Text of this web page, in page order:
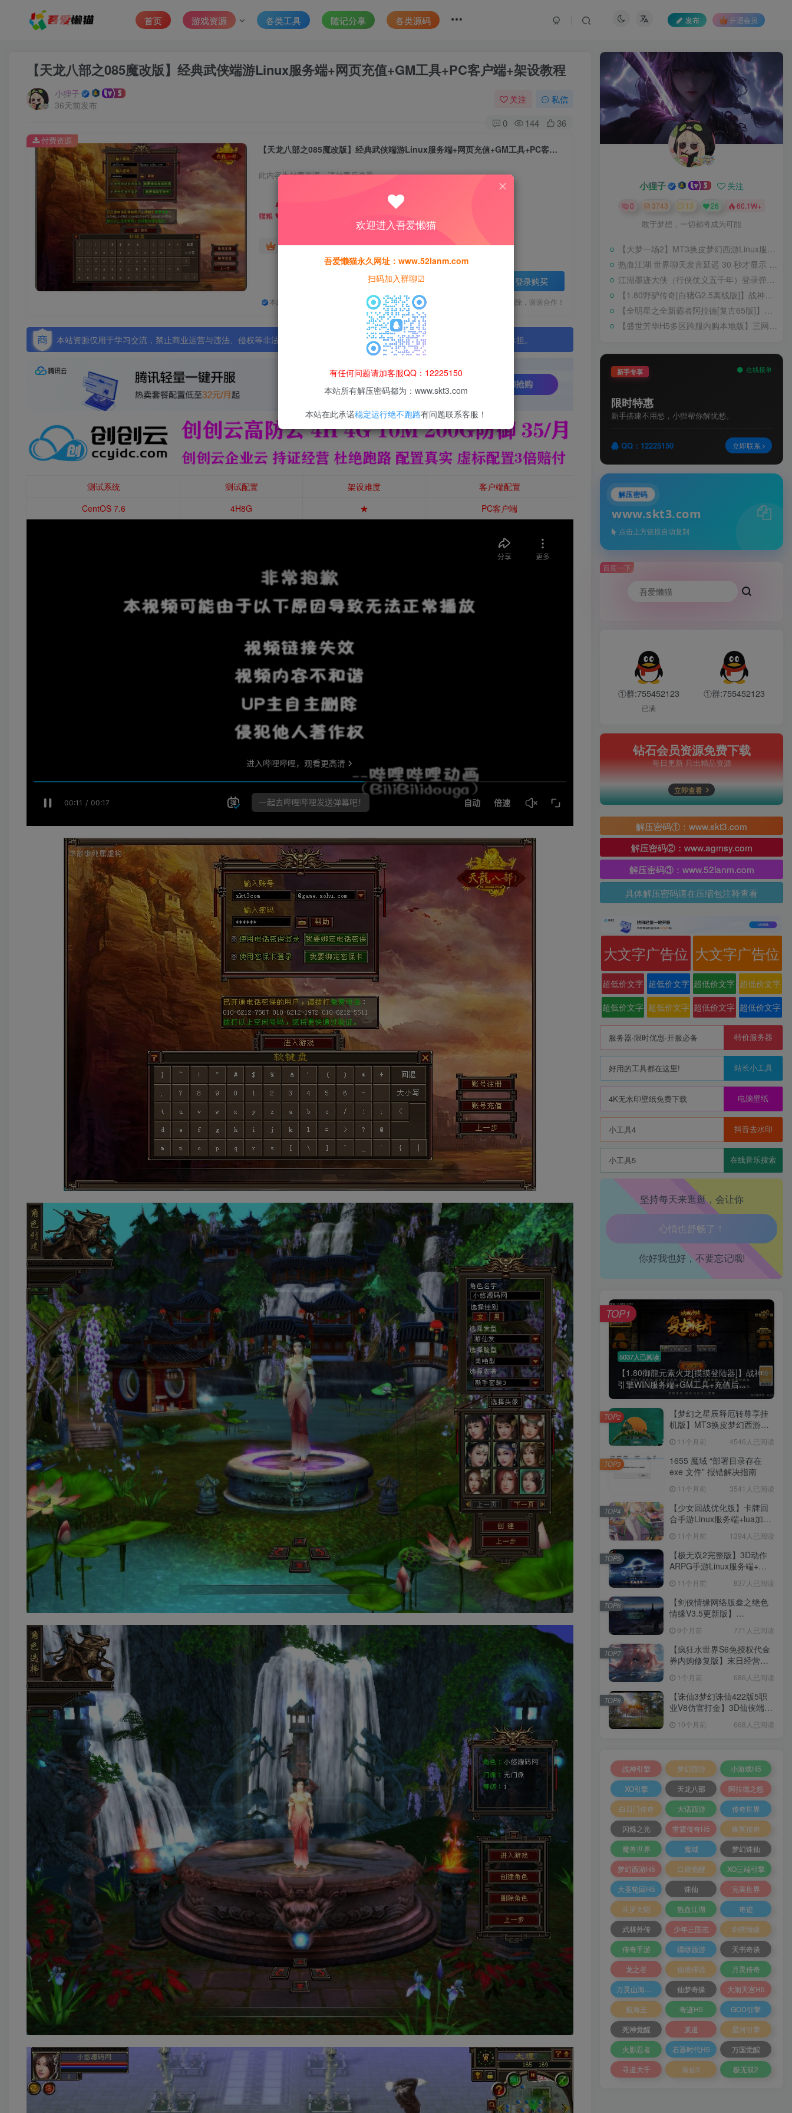
首页 游戏资源 各类工具 随记分享 各类源码 发布 开通会员
【天龙八部之085魔改版】经典武侠端游Linux服务端+网页充值+GM工具+PC客户端+架设教程
小狸子
36天前发布
关注 私信
0 144 36
【天龙八部之085魔改版】经典武侠端游Linux服务端+网页充值+GM工具+PC客户端+架设教程
此内容为付费资源，请付费后查看
猫粮 30
黄金会员猫粮15 钻石会员免费
登录购买
本站所有资源均为网络收集整理而来，仅供学习研究使用，请在下载后24h内删除，谢谢合作！
付费资源
本站资源仅用于学习交流，禁止商业运营与违法、侵权等非法行为；资源下载后请于 24 小时内删除，违规后果由使用者自行承担。
测试系统 测试配置 架设难度
客户端配置
CentOS 7.6
4H8G ★ PC客户端
小狸子 关注
0 3743 13 26 60.1W+
敢于梦想，一切都将成为可能
【大梦一场2】MT3换皮梦幻西游Linux服务端+GM后台+源码+双端+架设教程
热血江湖 世界聊天发言延迟 30 秒才显示 BUG 修复教程
江湖墨迹大侠（行侠仗义五千年）登录弹出 WELCOME 提示无法进游戏修复教程
【1.80野驴传奇[白猪G2.5离线版]】战神引擎WIN服务端+GM工具+充值后台+安卓+架设教程
【全明星之全新霸者阿拉德[复古65版]】横版闯关手游Linux服务端+配套表+WEB管理后台+GM授权后台+双端+架设教程
【盛世芳华H5多区跨服内购本地版】三网H5宫斗养成游戏Linux手工服务端+CDK授权后台+安卓+架设教程
新手专享 在线接单
限时特惠
新手搭建不用愁，小狸帮你解忧愁。
QQ：12225150 立即联系
解压密码
www.skt3.com
点击上方链接自动复制
百度一下
①群:755452123
已满
①群:755452123
钻石会员资源免费下载
每日更新 只出精品资源
立即查看
解压密码①：www.skt3.com
解压密码②：www.agmsy.com
解压密码③：www.52lanm.com
具体解压密码请在压缩包注释查看
大文字广告位 大文字广告位
超低价文字
广告位
超低价文字
广告位
超低价文字
广告位
超低价文字
广告位
超低价文字
广告位
超低价文字
广告位
超低价文字
广告位
超低价文字
广告位
服务器·限时优惠·开服必备 特价服务器
好用的工具都在这里! 站长小工具
4K无水印壁纸免费下载 电脑壁纸
小工具4 抖音去水印
小工具5 在线音乐搜索
坚持每天来逛逛，会让你
走路也有劲了！
腿也不痛了！
腰也不酸了！
工作也轻松了！
你好我也好，不要忘记哦!
5037人已阅读
【1.80御龍元素火龙[摸摸登陆器]】战神
引擎WIN服务端+GM工具+充值后...
TOP1
【梦幻之星辰释厄转尊享挂
机版】MT3换皮梦幻西游
+源码+架设教程
11个月前 4546人已阅读
TOP2
1655 魔域 “部署目录存在
exe 文件” 报错解决指南
11个月前 3541人已阅读
TOP3
【少女回战优化版】卡牌回
合手游Linux服务端+lua加解
权后台+安卓+架设教程
11个月前 1394人已阅读
TOP4
【极无双2完整版】3D动作
ARPG手游Linux服务端+全
+加解密工具+GM授权后台
+安卓+架设教程
11个月前 837人已阅读
TOP5
【剑侠情缘网络版叁之绝色
情缘V3.5更新版】
端+GM指令+PC客户端+架设
教程
9个月前 771人已阅读
TOP6
【疯狂水世界S6免授权代金
券内购修复版】末日经营生
工具+管理后台+CDK授权后
台+安卓+架设教程
1个月前 686人已阅读
TOP7
【诛仙3梦幻诛仙422版5职
业V8仿官打金】3D仙侠端游
工具+PC客户端+架设教程
10个月前 668人已阅读
TOP8
战神引擎 梦幻西游
小游戏H5
XO引擎
天龙八部
阿拉德之怒
白日门传奇
大话西游
传奇世界
闪烁之光
雷霆传奇H5
幽冥传奇
魔兽世界
魔域
梦幻诛仙
梦幻西游H5
口袋觉醒
XO三端引擎
大圣轮回H5
诛仙
完美世界
斗罗大陆
热血江湖
奇迹
武林外传
少年三国志
剑侠情缘
传奇手游
缥缈西游
天书奇谈
龙之谷
仙境传说
月灵传奇
仙梦奇缘
大闹天宫H5
航海王
奇迹H5
GOD引擎
死神觉醒
某道
星河引擎
火影忍者
石器时代H5
万国觉醒
寻道大千
诛仙3 极无双2
欢迎进入吾爱懒猫
吾爱懒猫永久网址：www.52lanm.com
扫码加入群聊☑
有任何问题请加客服QQ：12225150
本站所有解压密码都为：www.skt3.com
本站在此承诺稳定运行绝不跑路有问题联系客服！